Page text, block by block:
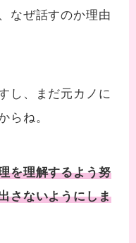
なぜ話すのか理由
し、まだ元カノに
らね。
を理解するよう努
さないようにしま